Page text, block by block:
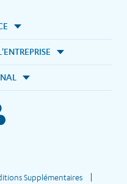
Supplémentaires